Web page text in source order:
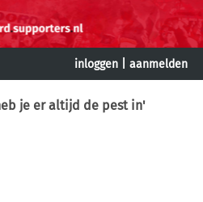
inloggen aanmelden
je er altijd de pest in'